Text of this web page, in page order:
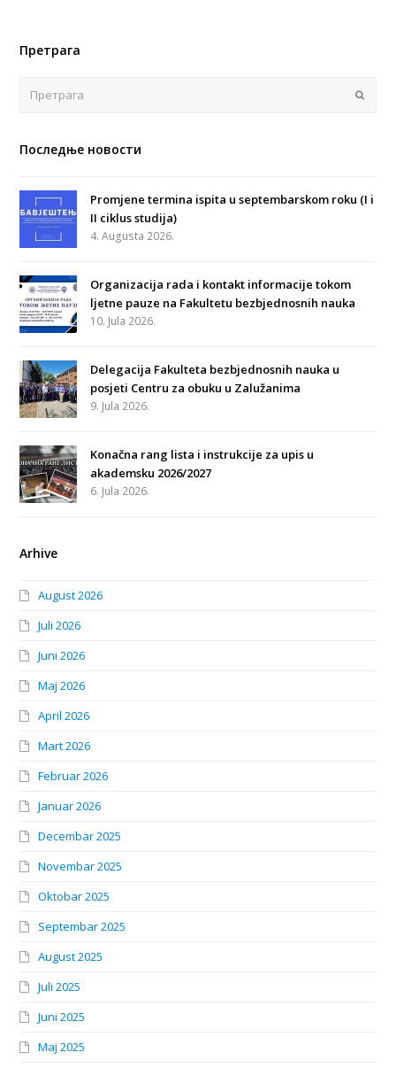
Претрага
Последње новости
Promjene termina ispita u septembarskom roku (I i
II ciklus studija)
4. Augusta 2026.
Organizacija rada i kontakt informacije tokom
ljetne pauze na Fakultetu bezbjednosnih nauka
10. Jula 2026.
Delegacija Fakulteta bezbjednosnih nauka u
posjeti Centru za obuku u Zalužanima
9. Jula 2026.
Konačna rang lista i instrukcije za upis u
akademsku 2026/2027
6. Jula 2026.
Arhive
August 2026
Juli 2026
Juni 2026
Maj 2026
April 2026
Mart 2026
Februar 2026
Januar 2026
Decembar 2025
Novembar 2025
Oktobar 2025
Septembar 2025
August 2025
Juli 2025
Juni 2025
Maj 2025